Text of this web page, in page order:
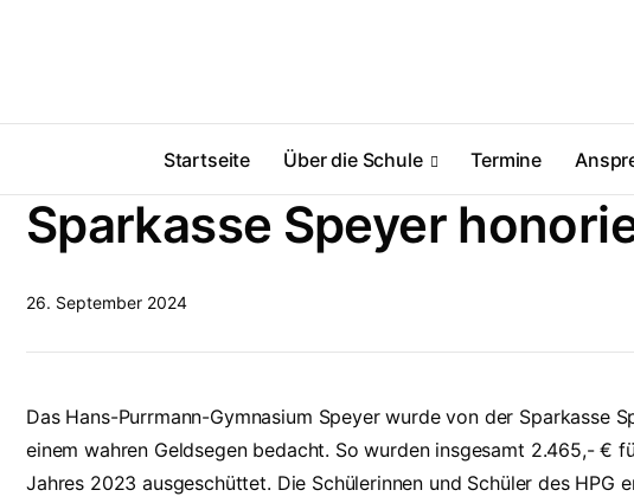
Startseite Über die Schule Termine
Sparkasse Speyer
26. September 2024
Das Hans-Purrmann-Gymnasium Speyer wurde von der Sparkasse
einem wahren Geldsegen bedacht. So wurden insgesamt 2.465,- €
Jahres 2023 ausgeschüttet. Die Schülerinnen und Schüler des HPG